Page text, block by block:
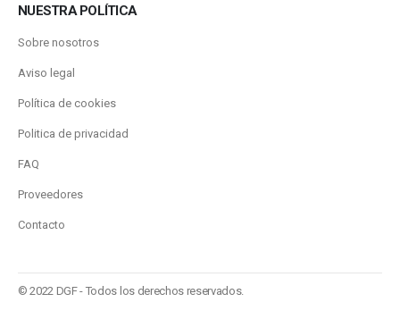
NUESTRA POLÍTICA
Sobre nosotros
Aviso legal
Política de cookies
Politica de privacidad
FAQ
Proveedores
Contacto
© 2022 DGF - Todos los derechos reservados.